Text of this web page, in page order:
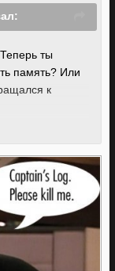
ты
память? Или
к
т.ч. за них